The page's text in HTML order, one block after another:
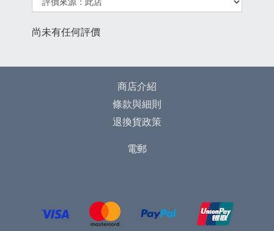
尚未有任何評價
商店介紹
條款與細則
退換貨政策
電郵